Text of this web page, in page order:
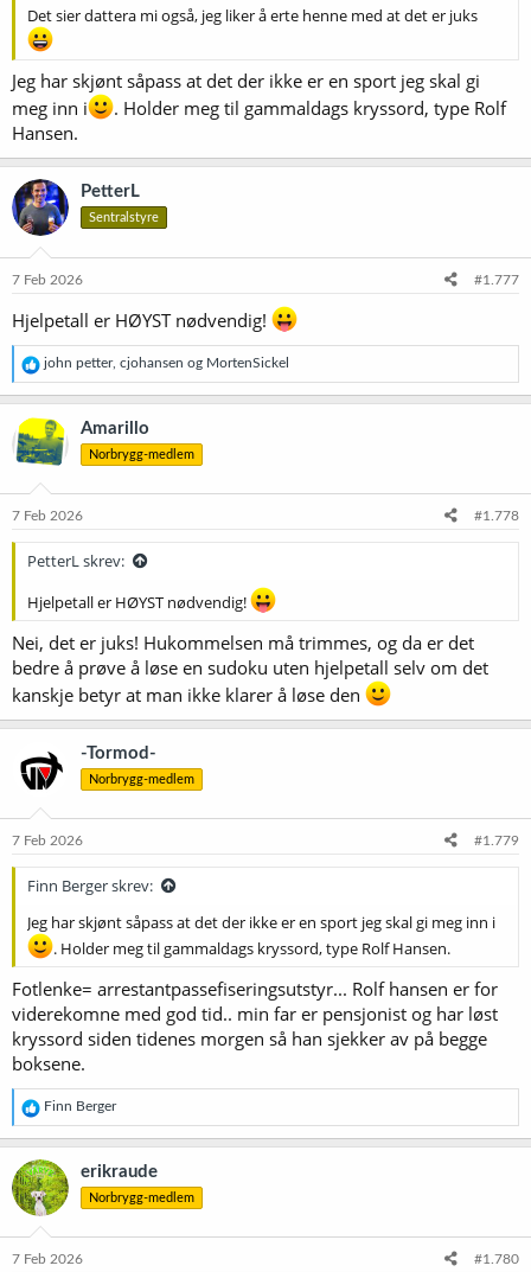
Det sier dattera mi også, jeg liker å erte henne med at det er juks
Jeg har skjønt såpass at det der ikke er en sport jeg skal gi
meg inn i
. Holder meg til gammaldags kryssord, type Rolf
Hansen.
PetterL
Sentralstyre
7 Feb 2026 #1.777
Hjelpetall er HØYST nødvendig!
R
e
a
k
s
j
e
john petter, cjohansen og MortenSickel
Amarillo
Norbrygg-medlem
7 Feb 2026 #1.778
PetterL skrev:
Hjelpetall er HØYST nødvendig!
Nei, det er juks! Hukommelsen må trimmes, og da er det
bedre å prøve å løse en sudoku uten hjelpetall selv om det
kanskje betyr at man ikke klarer å løse den
-Tormod-
Norbrygg-medlem
7 Feb 2026 #1.779
Finn Berger skrev:
Jeg har skjønt såpass at det der ikke er en sport jeg skal gi meg inn i
. Holder meg til gammaldags kryssord, type Rolf Hansen.
Fotlenke= arrestantpassefiseringsutstyr... Rolf hansen er for
viderekomne med god tid.. min far er pensjonist og har løst
kryssord siden tidenes morgen så han sjekker av på begge
boksene.
R
e
a
k
s
j
o
e
Finn Berger
erikraude
Norbrygg-medlem
7 Feb 2026 #1.780